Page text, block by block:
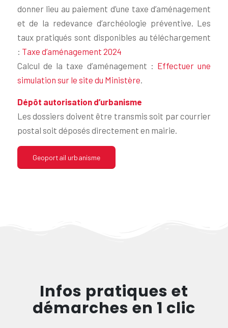
donner lieu au paiement d’une taxe d’aménagement
et de la redevance d’archéologie préventive. Les
taux pratiqués sont disponibles au téléchargement
: Taxe d’aménagement 2024
Calcul de la taxe d’aménagement : Effectuer une
simulation sur le site du Ministère.
Dépôt autorisation d’urbanisme
Les dossiers doivent être transmis soit par courrier
postal soit déposés directement en mairie.
Geoportail urbanisme
Infos pratiques et
démarches en 1 clic